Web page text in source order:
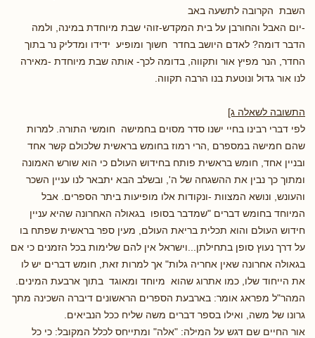
השבת הקרובה לתשעה באב
-יום האבל והחורבן על בית המקדש-זוהי שבת מיוחדת במינה, ולמה
הדבר דומה? לאדם היושב בחדר חשוך ומופיע ידידו ומדליק נר בתוך
החדר, הנר מפיץ אור ותקווה, בדומה לכך- אותה שבת מיוחדת -מאירה
לנו אור גדול ונוטעת בנו הרבה תקווה.
התשובה לשאלה ג]
לפי דברי רבינו בחיי ישנו סדר מסוים בחמישה חומשי התורה. למרות
שהם חמישה במספרם ,הרי רמוז בחומש בראשית שלכולם קשר אחד
ובניין אחד, חומש בראשית פותח בחידוש העולם כי הוא שורש האמונה
ומתוך כך נבין את ההשגחה של ה', ובשלב הבא יתבאר לנו עניין השכר
והעונש, ונושא המצוות -ונקודות אלו מופיעות ביתר הספרים. אבל
המיוחד בחומש דברים "שמדבר בסופו בגאולה האחרונה שהיא עניין
חידוש העולם והוא תכלית בריאת העולם, מעין ספר בראשית שפתח בו
על דרך נעוץ סופן בתחילתן...וישראל אין להם שלימות בכל הזמנים כי אם
בגאולה אחרונה שאין אחריה גלות" אך למרות זאת, חומש דברים יש לו
את הייחוד שלו, כמו אתרוג שהוא מיוחד ומאוגד בתוך ארבעת המינים.
המהר"ל מפראג אומר: בארבעת הספרים הראשונים דיברה השכינה מתך
גרונו של משה, ואילו בספר דברים משה שליח ככל הנביאים.
אור החיים שם דגש על המילה: "אלה" ומתייחס לכלל המקובל: כי כל